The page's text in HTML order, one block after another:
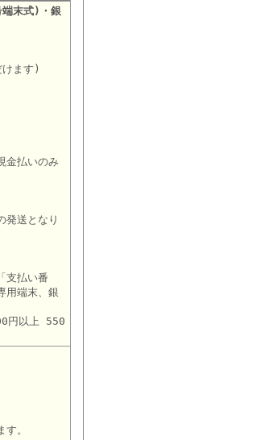
端末式)・銀
けます)
金払いのみ
発送となり
支払い番
用端末、銀
円以上 550
。